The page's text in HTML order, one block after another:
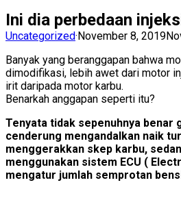
Ini dia perbedaan
Uncategorized·November 8, 2019
Banyak yang beranggapan bahwa
dimodifikasi, lebih awet dari motor
irit daripada motor karbu.
Benarkah anggapan seperti itu?
Tenyata tidak sepenuhnya benar
cenderung mengandalkan naik
menggerakkan skep karbu,
menggunakan sistem ECU (
mengatur jumlah semprotan